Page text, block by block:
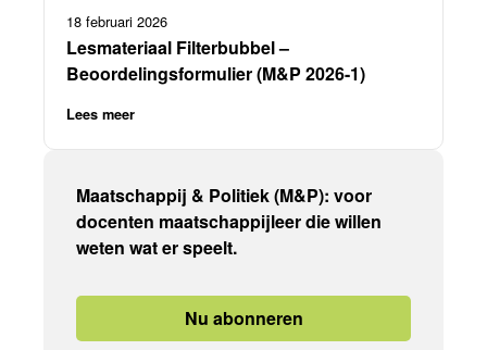
18 februari 2026
Lesmateriaal Filterbubbel –
Beoordelingsformulier (M&P 2026-1)
Lees meer
Maatschappij & Politiek (M&P): voor
docenten maatschappijleer die willen
weten wat er speelt.
Nu abonneren